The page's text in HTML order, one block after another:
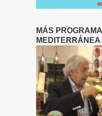
MÁS
MEDITERRÁNEA